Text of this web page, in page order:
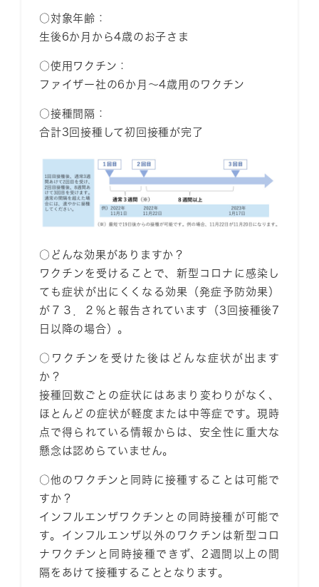
○対象年齢：
生後6か月から4歳のお子さま
○使用ワクチン：
ファイザー社の6か月〜4歳用のワクチン
○接種間隔：
合計3回接種 して初回接種が完了
○どんな効果がありますか？
ワクチンを受けることで、新型コロナに感染し
ても症状が出にくくなる効果（発症予防効果）
が７３．２％ と報告されています（3回接種後7
日以降の場合）。
○ワクチンを受けた後はどんな症状が出ます
か？
接種回数ごとの症状にはあまり変わりがなく、
ほとんどの症状が軽度または中等症です。現時
点で得られている情報からは、安全性に重大な
懸念は認めらていません。
○他のワクチンと同時に接種することは可能で
すか？
インフルエンザワクチンとの同時接種が可能で
す。インフルエンザ以外のワクチンは新型コロ
ナワクチンと同時接種できず、2週間以上の間
隔をあけて接種することとなります。